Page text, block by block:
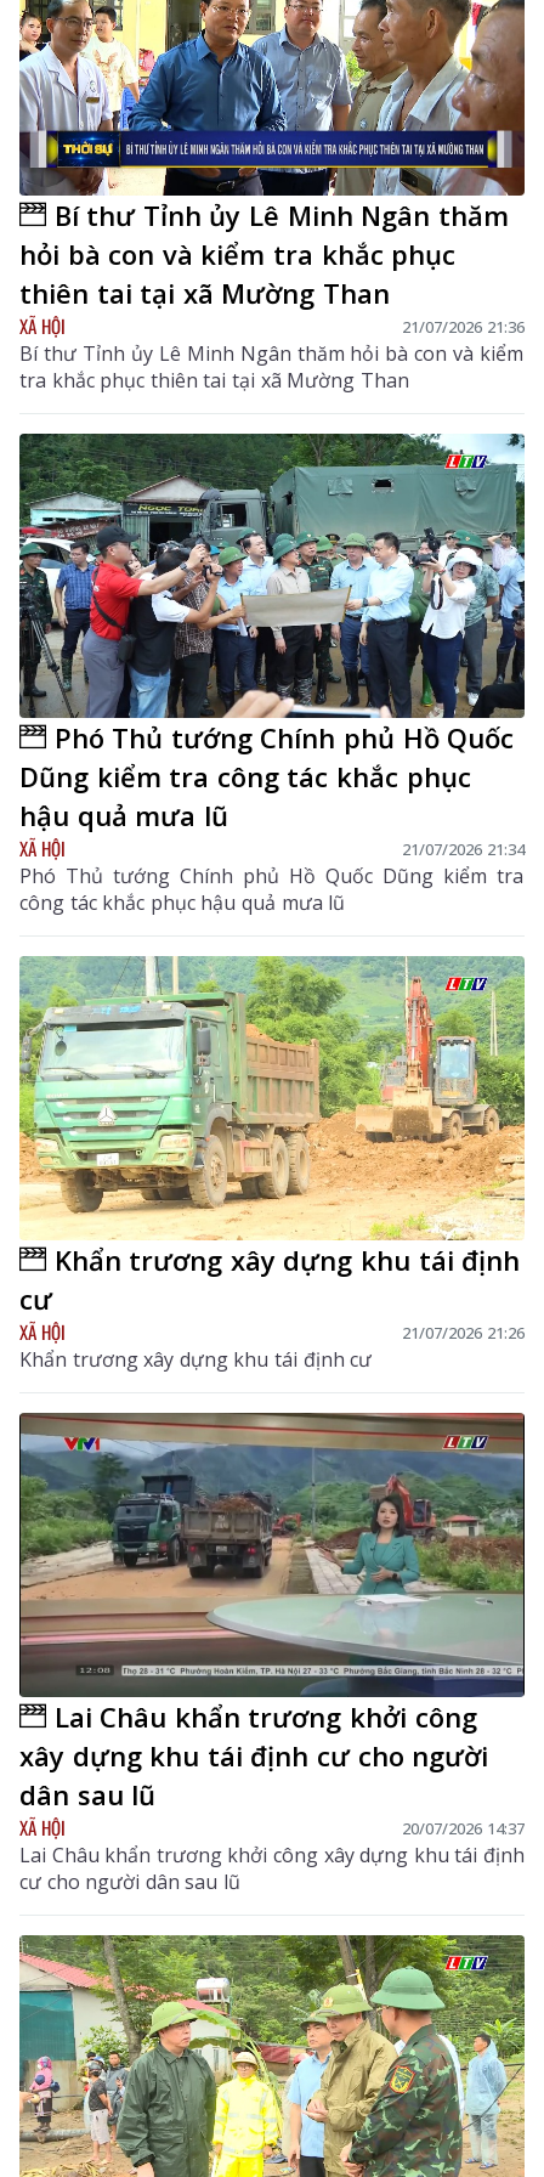
Bí thư Tỉnh ủy Lê Minh Ngân thăm
hỏi bà con và kiểm tra khắc phục
thiên tai tại xã Mường Than
XÃ HỘI 21/07/2026 21:36
Bí thư Tỉnh ủy Lê Minh Ngân thăm hỏi bà con và kiểm
tra khắc phục thiên tai tại xã Mường Than
Phó Thủ tướng Chính phủ Hồ Quốc
Dũng kiểm tra công tác khắc phục
hậu quả mưa lũ
XÃ HỘI 21/07/2026 21:34
Phó Thủ tướng Chính phủ Hồ Quốc Dũng kiểm tra
công tác khắc phục hậu quả mưa lũ
Khẩn trương xây dựng khu tái định
cư
XÃ HỘI 21/07/2026 21:26
Khẩn trương xây dựng khu tái định cư
Lai Châu khẩn trương khởi công
xây dựng khu tái định cư cho người
dân sau lũ
XÃ HỘI 20/07/2026 14:37
Lai Châu khẩn trương khởi công xây dựng khu tái định
cư cho người dân sau lũ